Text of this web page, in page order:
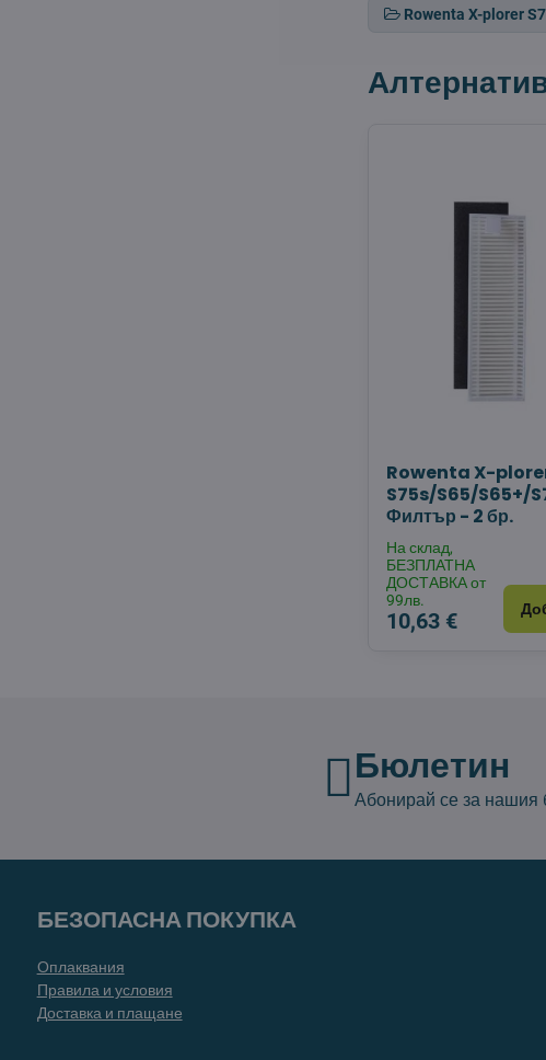
Rowenta X-plorer
Rowenta X-
S75s/S65/S65+/
Филтър - 2 бр.
На склад,
БЕЗПЛАТНА
ДОСТАВКА от
99лв.
10,63 €
Бюлетин
Абонирай се за нашия
БЕЗОПАСНА ПОКУПКА
Оплаквания
Правила и условия
Доставка и плащане